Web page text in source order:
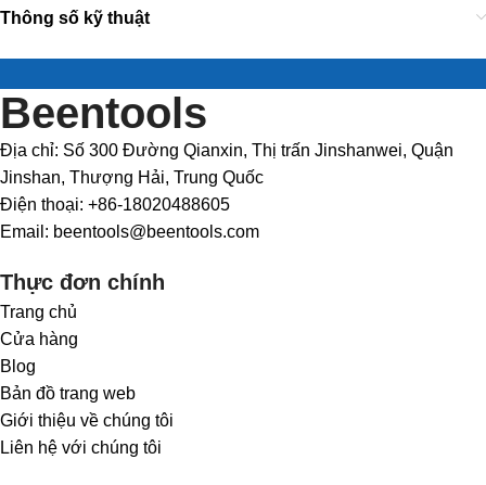
Thông số kỹ thuật
Beentools
Địa chỉ: Số 300 Đường Qianxin, Thị trấn Jinshanwei, Quận
Jinshan, Thượng Hải, Trung Quốc
Điện thoại: +86-18020488605
Email: beentools@beentools.com
Thực đơn chính
Trang chủ
Cửa hàng
Blog
Bản đồ trang web
Giới thiệu về chúng tôi
Liên hệ với chúng tôi